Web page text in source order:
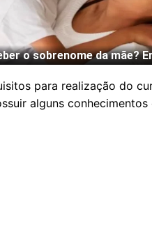
para realização do
alguns